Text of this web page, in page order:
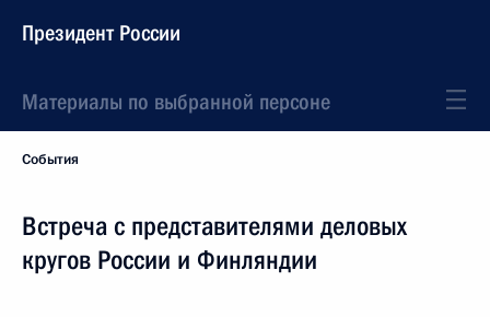
Президент России
Материалы по выбранной персоне
События
Встреча с представителями деловых
кругов России и Финляндии